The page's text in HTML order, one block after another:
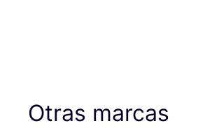
Otras marcas